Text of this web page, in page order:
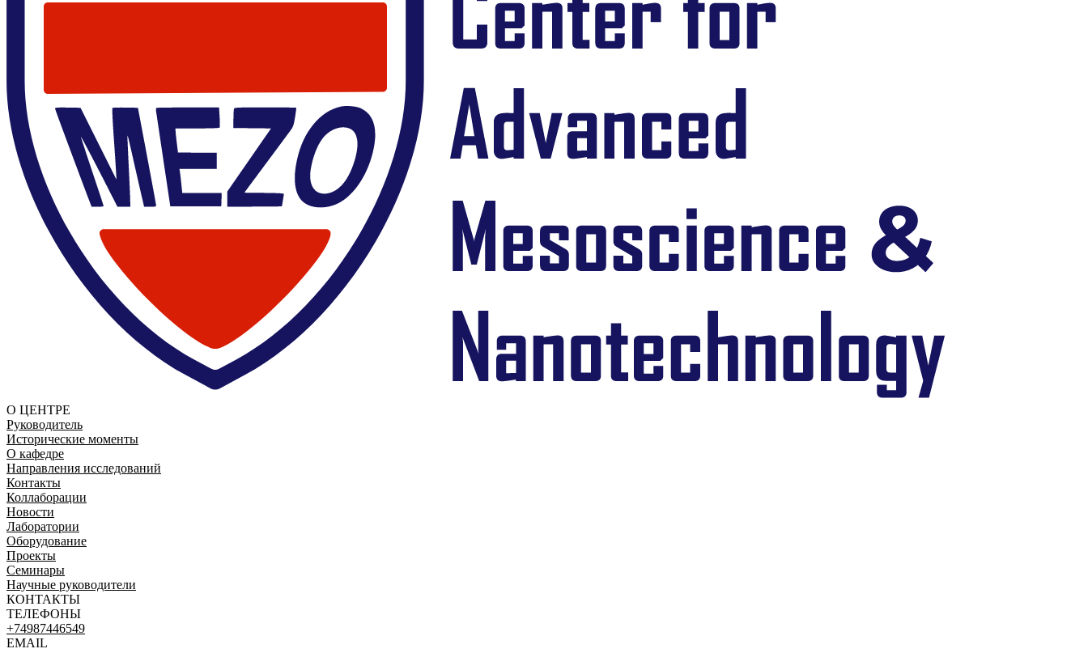
О ЦЕНТРЕ
Руководитель
Исторические моменты
О кафедре
Направления исследований
Контакты
Коллаборации
Новости
Лаборатории
Оборудование
Проекты
Семинары
Научные руководители
КОНТАКТЫ
ТЕЛЕФОНЫ
+74987446549
EMAIL